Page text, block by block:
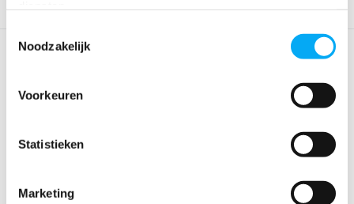
Noodzakelijk
Voorkeuren
Statistieken
Marketing
Baltic Automatisch
Reddingsvest 165N Epi...
Reddingsvest 165N Ep...